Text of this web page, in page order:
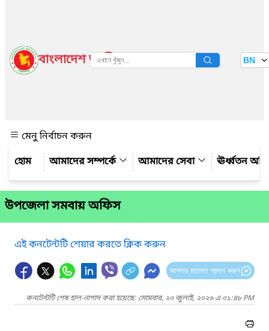
বাংলাদেশ জাতীয় তথ্য বাতায়ন BN
মেনু নির্বাচন করুন
আমাদের সম্পর্কে
আমাদের সেবা ঊর্ধ্বতন
উপজেলা সমবায় অফিস
এই কনটেন্টটি শেয়ার করতে ক্লিক করুন
আপনার মতামত প্রদান করুন
কনটেন্টটি শেষ হাল-নাগাদ করা হয়েছে: সোমবার, ২০ জুলাই, ২০২৬ এ ০১:৪৮ PM